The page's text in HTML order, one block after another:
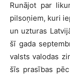
Runājot par
pilsoņiem, kuri
un uzturas
šī gada
valsts valodas
šīs prasības